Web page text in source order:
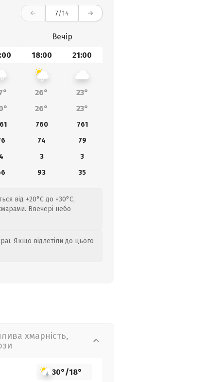
7/14
Вечір
18:00 21:00
26°
23°
26° 23°
760
761
74
79
4 3
3
93 35
від +20°C до +30°C,
Ввечері небо
Якщо відлетіли до цього
хмарність,
30°/18°